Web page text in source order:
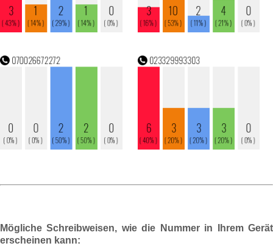
Mögliche Schreibweisen, wie die Nummer in Ihrem Gerät
erscheinen kann: